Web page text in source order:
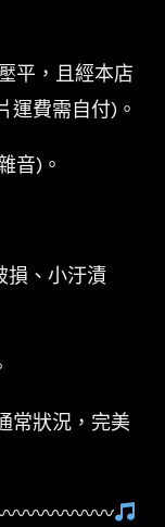
平，且經本店
運費需自付)。
音)。
損、小汙漬
常狀況，完美
〰〰〰〰〰